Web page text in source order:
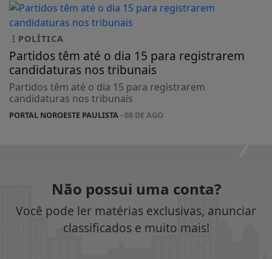
POLÍTICA
Partidos têm até o dia 15 para registrarem
candidaturas nos tribunais
Partidos têm até o dia 15 para registrarem
candidaturas nos tribunais
PORTAL NOROESTE PAULISTA- 08 DE AGO
Não possui uma conta?
Você pode ler matérias exclusivas, anunciar
classificados e muito mais!